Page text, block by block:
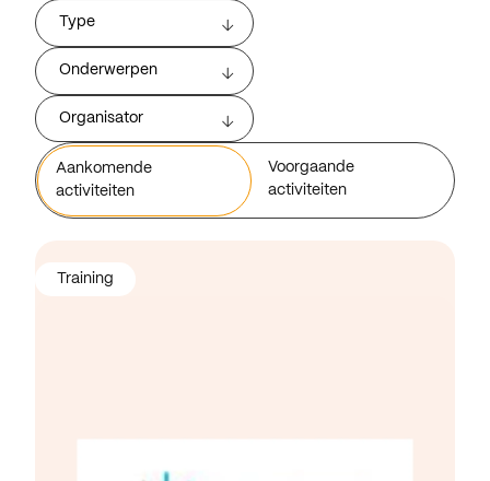
Type
Onderwerpen
Organisator
Aankomende
activiteiten
Voorgaande
activiteiten
Training